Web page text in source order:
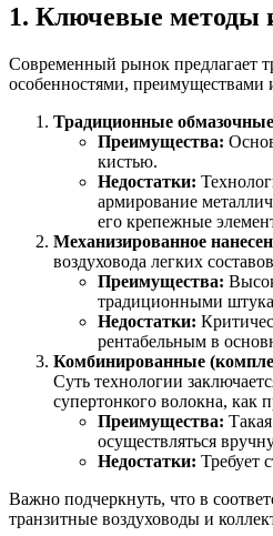
1. Ключевые методы
Современный рынок предлагает
особенностями, преимуществами
Традиционные
Преимущества:
кистью.
Недостатки:
армирование
его крепежные
Механизированное
воздуховода легких
Преимущества:
традиционными
Недостатки:
рентабельным в
Комбинированные
Суть технологии
супертонкого волокна,
Преимущества:
осуществляться
Недостатки: Требует
Важно подчеркнуть, что в
транзитные воздуховоды и